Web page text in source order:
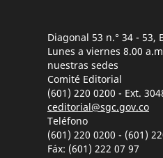
Diagonal 53 n.° 34 - 53,
Lunes a viernes 8.00
nuestras sedes
Comité Editorial
(601) 220 0200 - Ext.
ceditorial@sgc.gov.co
Teléfono
(601) 220 0200 - (601)
Fáx: (601) 222 07 97